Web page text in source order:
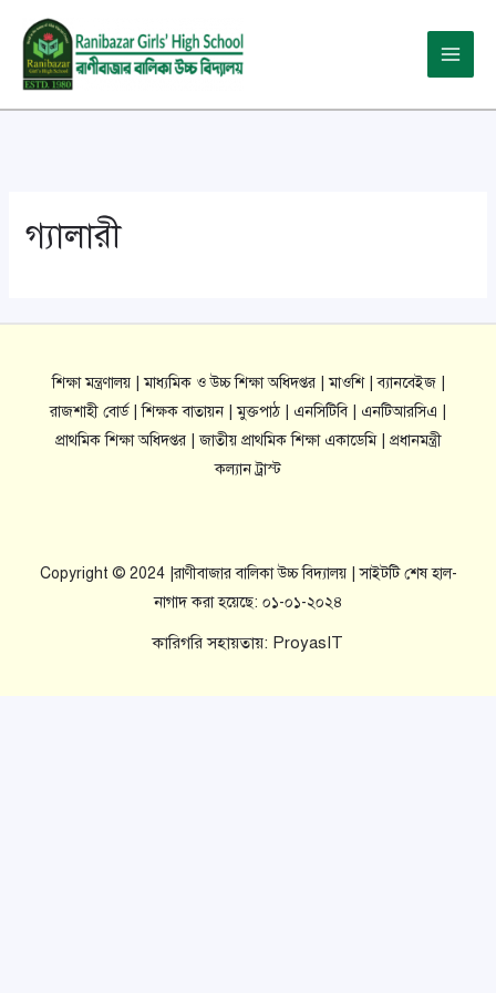
content
Menu
গ্যালারী
শিক্ষা মন্ত্রণালয় |মাধ্যমিক ও উচ্চ শিক্ষা অধিদপ্তর |মাওশি |ব্যানবেইজ |
রাজশাহী বোর্ড |শিক্ষক বাতায়ন |মুক্তপাঠ | এনসিটিবি | এনটিআরসিএ |
প্রাথমিক শিক্ষা অধিদপ্তর |জাতীয় প্রাথমিক শিক্ষা একাডেমি | প্রধানমন্ত্রী
কল্যান ট্রাস্ট
Copyright © 2024 |রাণীবাজার বালিকা উচ্চ বিদ্যালয় | সাইটটি শেষ হাল-
নাগাদ করা হয়েছে: ০১-০১-২০২৪
কারিগরি সহায়তায়: ProyasIT